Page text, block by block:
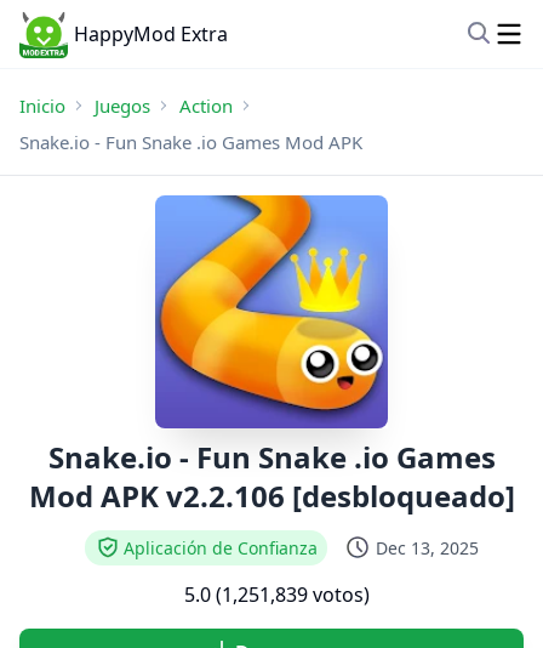
HappyMod Extra
Inicio Juegos
Action
Snake.io - Fun Snake .io Games Mod APK
Snake.io - Fun Snake .io Games
Mod APK v2.2.106 [desbloqueado]
Aplicación de Confianza Dec 13, 2025
5.0 (1,251,839 votos)